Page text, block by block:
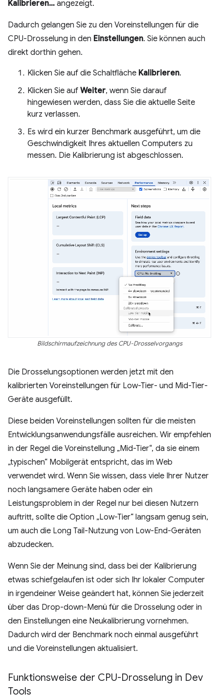
Kalibrieren… angezeigt.
Dadurch gelangen Sie zu den Voreinstellungen für die
CPU-Drosselung in den Einstellungen. Sie können auch
direkt dorthin gehen.
Klicken Sie auf die Schaltfläche Kalibrieren.
Klicken Sie auf Weiter, wenn Sie darauf
hingewiesen werden, dass Sie die aktuelle Seite
kurz verlassen.
Es wird ein kurzer Benchmark ausgeführt, um die
Geschwindigkeit Ihres aktuellen Computers zu
messen. Die Kalibrierung ist abgeschlossen.
Bildschirmaufzeichnung des CPU-Drosselvorgangs
Die Drosselungsoptionen werden jetzt mit den
kalibrierten Voreinstellungen für Low-Tier- und Mid-Tier-
Geräte ausgefüllt.
Diese beiden Voreinstellungen sollten für die meisten
Entwicklungsanwendungsfälle ausreichen. Wir empfehlen
in der Regel die Voreinstellung „Mid-Tier“, da sie einem
„typischen“ Mobilgerät entspricht, das im Web
verwendet wird. Wenn Sie wissen, dass viele Ihrer Nutzer
noch langsamere Geräte haben oder ein
Leistungsproblem in der Regel nur bei diesen Nutzern
auftritt, sollte die Option „Low-Tier“ langsam genug sein,
um auch die Long Tail-Nutzung von Low-End-Geräten
abzudecken.
Wenn Sie der Meinung sind, dass bei der Kalibrierung
etwas schiefgelaufen ist oder sich Ihr lokaler Computer
in irgendeiner Weise geändert hat, können Sie jederzeit
über das Drop-down-Menü für die Drosselung oder in
den Einstellungen eine Neukalibrierung vornehmen.
Dadurch wird der Benchmark noch einmal ausgeführt
und die Voreinstellungen aktualisiert.
Funktionsweise der CPU-Drosselung in Dev
Tools